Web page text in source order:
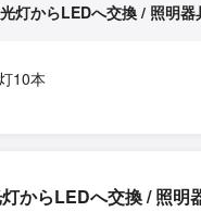
灯からLEDへ交換 / 照明
10本
からLEDへ交換 / 照明